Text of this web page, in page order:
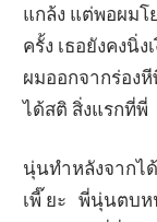
แกล้ง แต่พอผมโ
ครั้ง เธอยังคงนิ่
ผมออกจากร่อง
ได้สติ สิ่งแรกที่พี่
นุ่นทำหลังจากไ
เพี๊ ยะ พี่นุ่นตบห